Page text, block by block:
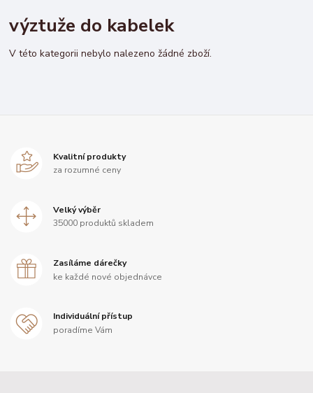
výztuže do kabelek
V této kategorii nebylo nalezeno žádné zboží.
Kvalitní produkty
za rozumné ceny
Velký výběr
35000 produktů skladem
Zasíláme dárečky
ke každé nové objednávce
Individuální přístup
poradíme Vám